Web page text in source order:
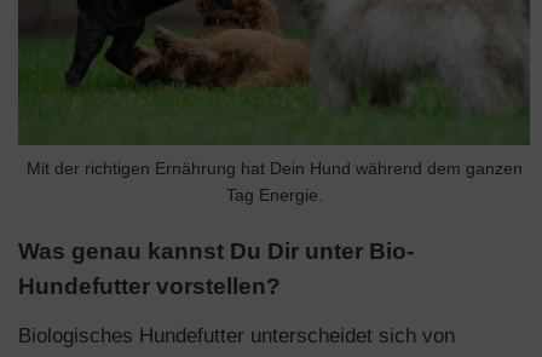
Mit der richtigen Ernährung hat Dein Hund während dem ganzen
Tag Energie.
Was genau kannst Du Dir unter Bio-
Hundefutter vorstellen?
Biologisches Hundefutter unterscheidet sich von